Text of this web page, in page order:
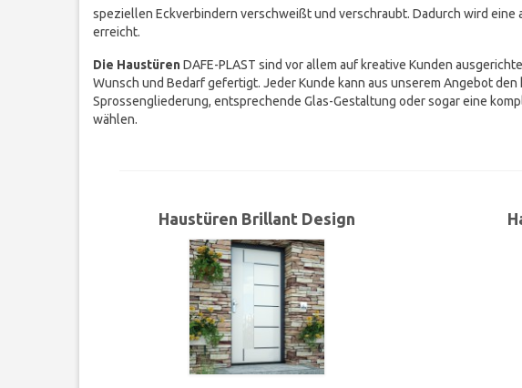
speziellen Eckverbindern verschweißt und verschraubt. Dadurch wird
erreicht.
Die HaustürenDAFE-PLAST sind vor allem auf kreative Kunden
Wunsch und Bedarf gefertigt. Jeder Kunde kann aus unserem Angebot
Sprossengliederung, entsprechende Glas-Gestaltung oder sogar eine
wählen.
Haustüren Brillant Design